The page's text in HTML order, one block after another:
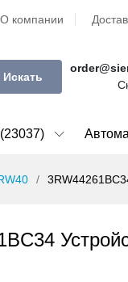
О компании
Искать